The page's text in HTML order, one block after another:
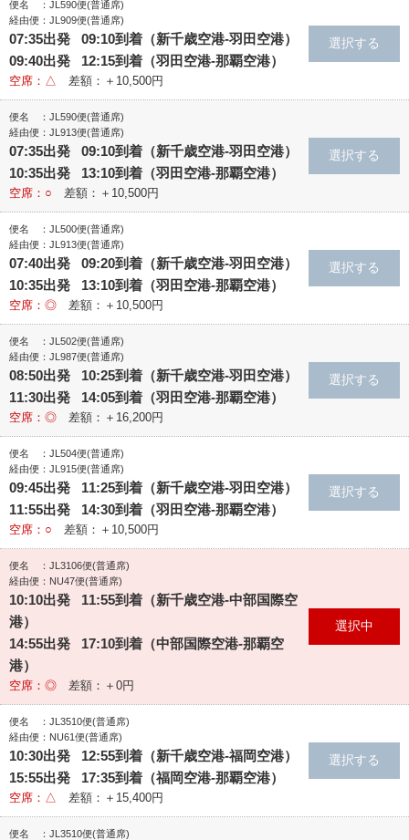
便名 ：JL590便(普通席)
経由便：JL909便(普通席)
07:35出発 09:10到着（新千歳空港‐羽田空港）
09:40出発 12:15到着（羽田空港‐那覇空港）
空席：△ 差額：＋10,500円
便名 ：JL590便(普通席)
経由便：JL913便(普通席)
07:35出発 09:10到着（新千歳空港‐羽田空港）
10:35出発 13:10到着（羽田空港‐那覇空港）
空席：○ 差額：＋10,500円
便名 ：JL500便(普通席)
経由便：JL913便(普通席)
07:40出発 09:20到着（新千歳空港‐羽田空港）
10:35出発 13:10到着（羽田空港‐那覇空港）
空席：◎ 差額：＋10,500円
便名 ：JL502便(普通席)
経由便：JL987便(普通席)
08:50出発 10:25到着（新千歳空港‐羽田空港）
11:30出発 14:05到着（羽田空港‐那覇空港）
空席：◎ 差額：＋16,200円
便名 ：JL504便(普通席)
経由便：JL915便(普通席)
09:45出発 11:25到着（新千歳空港‐羽田空港）
11:55出発 14:30到着（羽田空港‐那覇空港）
空席：○ 差額：＋10,500円
便名 ：JL3106便(普通席)
経由便：NU47便(普通席)
10:10出発 11:55到着（新千歳空港‐中部国際空
港）
14:55出発 17:10到着（中部国際空港‐那覇空
港）
空席：◎ 差額：＋0円
便名 ：JL3510便(普通席)
経由便：NU61便(普通席)
10:30出発 12:55到着（新千歳空港‐福岡空港）
15:55出発 17:35到着（福岡空港‐那覇空港）
空席：△ 差額：＋15,400円
便名 ：JL3510便(普通席)